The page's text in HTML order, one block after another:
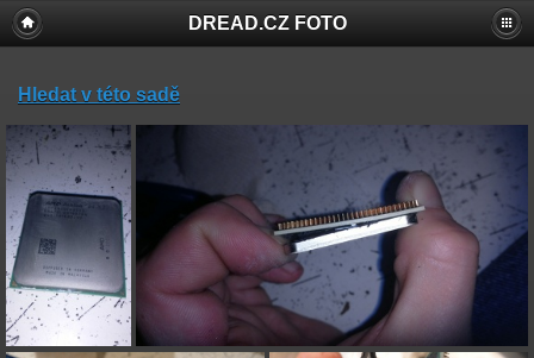
DREAD.CZ FOTO
Hledat v této sadě